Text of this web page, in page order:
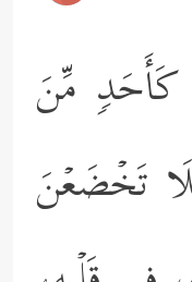
كَأَحَدࣲ مِّنَ
تَخۡضَعۡنَ